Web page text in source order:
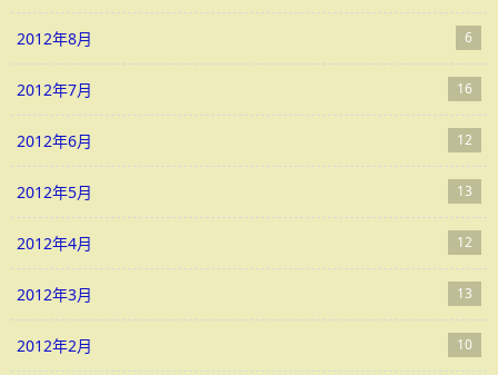
2012年8月 6
2012年7月 16
2012年6月 12
2012年5月 13
2012年4月 12
2012年3月 13
2012年2月 10